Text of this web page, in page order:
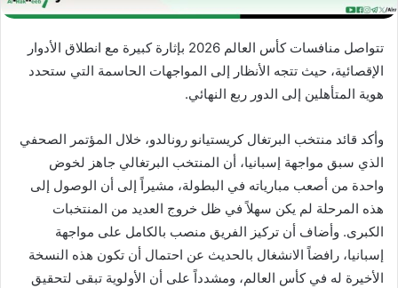
تتواصل منافسات كأس العالم 2026 بإثارة كبيرة مع انطلاق الأدوار
الإقصائية، حيث تتجه الأنظار إلى المواجهات الحاسمة التي ستحدد
هوية المتأهلين إلى الدور ربع النهائي.
وأكد قائد منتخب البرتغال كريستيانو رونالدو، خلال المؤتمر الصحفي
الذي سبق مواجهة إسبانيا، أن المنتخب البرتغالي جاهز لخوض
واحدة من أصعب مبارياته في البطولة، مشيراً إلى أن الوصول إلى
هذه المرحلة لم يكن سهلاً في ظل خروج العديد من المنتخبات
الكبرى. وأضاف أن تركيز الفريق منصب بالكامل على مواجهة
إسبانيا، رافضاً الانشغال بالحديث عن احتمال أن تكون هذه النسخة
الأخيرة له في كأس العالم، ومشدداً على أن الأولوية تبقى لتحقيق